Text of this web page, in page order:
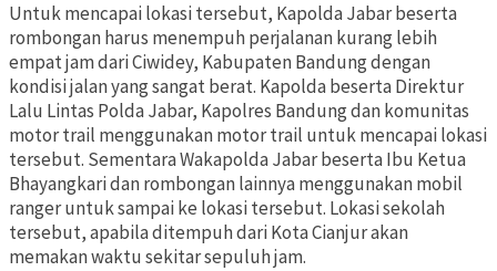
Untuk mencapai lokasi tersebut, Kapolda Jabar beserta
rombongan harus menempuh perjalanan kurang lebih
empat jam dari Ciwidey, Kabupaten Bandung dengan
kondisi jalan yang sangat berat. Kapolda beserta Direktur
Lalu Lintas Polda Jabar, Kapolres Bandung dan komunitas
motor trail menggunakan motor trail untuk mencapai lokasi
tersebut. Sementara Wakapolda Jabar beserta Ibu Ketua
Bhayangkari dan rombongan lainnya menggunakan mobil
ranger untuk sampai ke lokasi tersebut. Lokasi sekolah
tersebut, apabila ditempuh dari Kota Cianjur akan
memakan waktu sekitar sepuluh jam.